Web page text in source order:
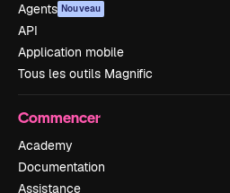
Agents Nouveau
API
Application mobile
Tous les outils Magnific
Commencer
Academy
Documentation
Assistance